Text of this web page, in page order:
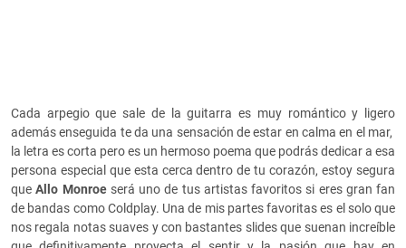
Cada arpegio que sale de la guitarra es muy romántico y ligero
además enseguida te da una sensación de estar en calma en el mar,
la letra es corta pero es un hermoso poema que podrás dedicar a esa
persona especial que esta cerca dentro de tu corazón, estoy segura
queAllo Monroe será uno de tus artistas favoritos si eres gran fan
de bandas como Coldplay. Una de mis partes favoritas es el solo que
nos regala notas suaves y con bastantes slides que suenan increíble